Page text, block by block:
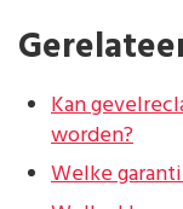
Kan
worden?
Welke